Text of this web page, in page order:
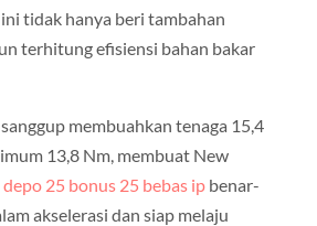
tidak hanya beri tambahan
terhitung efisiensi bahan bakar
membuahkan tenaga 15,4
13,8 Nm, membuat New
depo 25 bonus 25 bebas ipbenar-
akselerasi dan siap melaju